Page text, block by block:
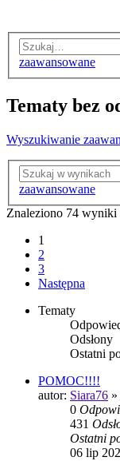
zaawansowane
Tematy bez
Wyszukiwanie
zaawansowane
Znaleziono 74 wyniki
1
2
3
Następna
Tematy
Odsłony
Ostatni
POMOC!!!!
autor: Siara76
0
431
Ostatni
06 lip